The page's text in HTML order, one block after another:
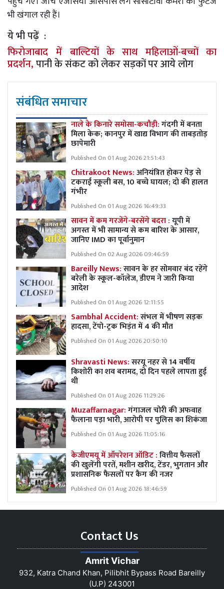
भी खंगाल रही हैं।
ये भी पढ़ें :
फिरोजाबाद में बाल्टियों के साथ महिलाओं-बच्चों का
प्रदर्शन,पानी के संकट को लेकर सड़कों पर आये लोग
संबंधित समाचार
नाले के किनारे समोसा-कचौड़ी:गंदगी में बनता
मिला केक; कानपुर में खाद्य विभाग की ताबड़तोड़
छापेमारी
Published On 01 Aug 2026 21:51:43
Chitrakoot News:अनियंत्रित होकर पेड़ से
टकराई स्कूली बस, 10 बच्चे घायल; दो की हालत
गंभीर
Published On 01 Aug 2026 16:49:33
सावन में कम गरजेंगे-बरसेंगे बदरा :यूपी में
अगस्त में भी सामान्य से कम बारिश के आसार,
जानिए IMD का पूर्वानुमान
Published On 02 Aug 2026 09:46:59
Bareilly News:सावन के हर सोमवार बंद रहेंगे
बरेली के स्कूल-कॉलेज, डीएम ने जारी किया
आदेश
Published On 01 Aug 2026 12:11:55
Sambhal Accident:संभल में भीषण सड़क
हादसा, टेंपो-ट्रक भिड़ंत में 4 की मौत
Published On 01 Aug 2026 20:50:10
Shravasti News:सरयू नहर से 14 वर्षीय
किशोरी का शव बरामद, दो दिन पहले लापता हुई
थी
Published On 01 Aug 2026 11:29:26
Muzaffarnagar:गंगाजल चोरी की अफवाह
फैलाना पड़ा भारी, आरोपी पर पुलिस का शिकंजा
Published On 01 Aug 2026 11:05:16
केजीएमयू में ऑपरेशन ऑडिट :वित्तीय फैसलों
की खुलेंगी परतें, मशीन खरीद, टेंडर, भुगतान और
प्रशासनिक फैसलों पर कैग की नजर
Published On 01 Aug 2026 18:46:59
Contact Us
Amrit Vichar
932, Katra Chand Khan, Pilibhit Bypass Road Bareilly
(U.P) 243001